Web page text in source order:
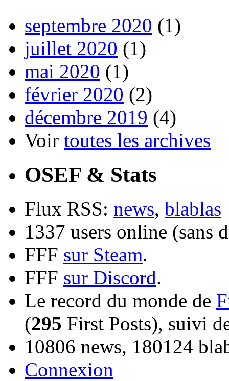
septembre 2020 (1)
juillet 2020 (1)
mai 2020 (1)
février 2020 (2)
décembre 2019 (4)
Voir toutes les archives
OSEF & Stats
Flux RSS: news, blablas
1337 users online (sans
FFF sur Steam.
FFF sur Discord.
Le record du monde de
(295 First Posts), suivi
10806 news, 180124
Connexion